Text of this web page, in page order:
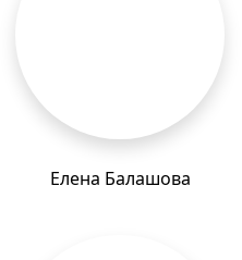
Елена Балашова